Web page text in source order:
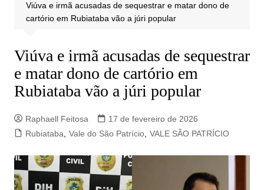
Viúva e irmã acusadas de sequestrar e matar dono de
cartório em Rubiataba vão a júri popular
Viúva e irmã acusadas de sequestrar
e matar dono de cartório em
Rubiataba vão a júri popular
Raphaell Feitosa
17 de fevereiro de 2026
Rubiataba, Vale do São Patrício, VALE SÃO PATRÍCIO